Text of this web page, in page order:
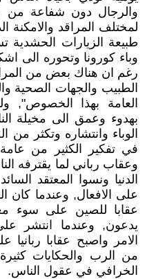
والرجال دون شفاعة من
لمختلف المراقد والامكنة
طبيعة الزيارات
وباء كورونا وتحوره الى
رغم ان هناك بعض من
الطبيب والجهات الصحية
العامة بهذا الخصوص",
بهدوء وعمق الى مخيلة
الوباء وانتشاره وتكثر من
في تفكير الكثير من
وعقاب رباني لما يقترفه
الدنيا ونسوا المعتقد
على الافعال, وعندما كان
عقابا للصين على سوء
يدعون, وعندما انتشر
الامر واصبح عقابا ربانيا
من الرب والحكايات
الخرافي في عقول الناس.